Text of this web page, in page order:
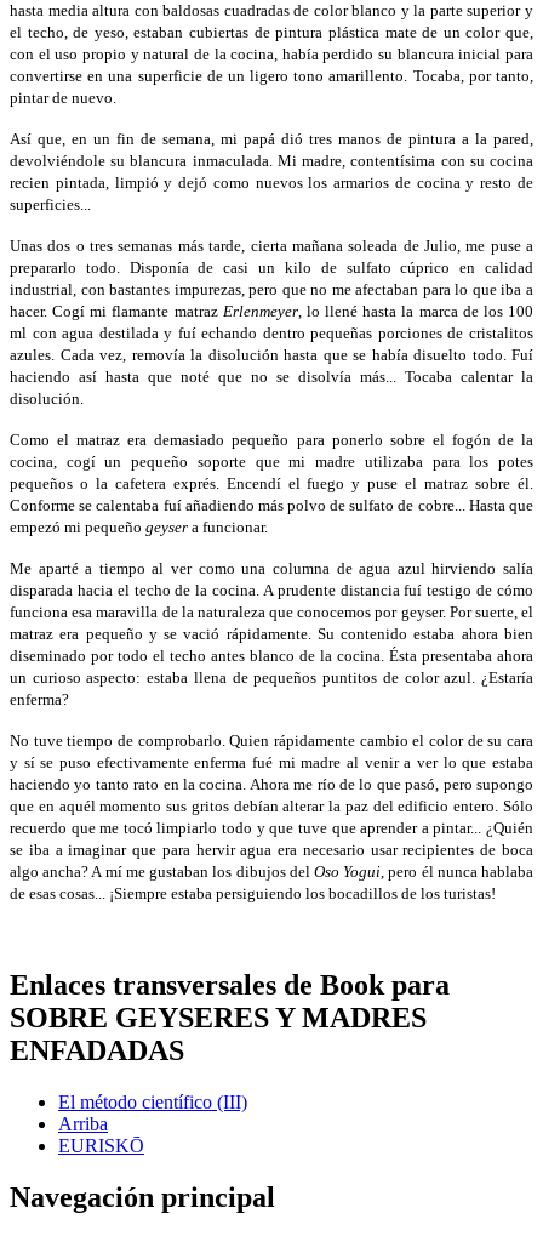
hasta media altura con baldosas cuadradas de color blanco y la parte superior y
el techo, de yeso, estaban cubiertas de pintura plástica mate de un color que,
con el uso propio y natural de la cocina, había perdido su blancura inicial para
convertirse en una superficie de un ligero tono amarillento. Tocaba, por tanto,
pintar de nuevo.
Así que, en un fin de semana, mi papá dió tres manos de pintura a la pared,
devolviéndole su blancura inmaculada. Mi madre, contentísima con su cocina
recien pintada, limpió y dejó como nuevos los armarios de cocina y resto de
superficies...
Unas dos o tres semanas más tarde, cierta mañana soleada de Julio, me puse a
prepararlo todo. Disponía de casi un kilo de sulfato cúprico en calidad
industrial, con bastantes impurezas, pero que no me afectaban para lo que iba a
hacer. Cogí mi flamante matraz Erlenmeyer, lo llené hasta la marca de los 100
ml con agua destilada y fuí echando dentro pequeñas porciones de cristalitos
azules. Cada vez, removía la disolución hasta que se había disuelto todo. Fuí
haciendo así hasta que noté que no se disolvía más... Tocaba calentar la
disolución.
Como el matraz era demasiado pequeño para ponerlo sobre el fogón de la
cocina, cogí un pequeño soporte que mi madre utilizaba para los potes
pequeños o la cafetera exprés. Encendí el fuego y puse el matraz sobre él.
Conforme se calentaba fuí añadiendo más polvo de sulfato de cobre... Hasta que
empezó mi pequeño geyser a funcionar.
Me aparté a tiempo al ver como una columna de agua azul hirviendo salía
disparada hacia el techo de la cocina. A prudente distancia fuí testigo de cómo
funciona esa maravilla de la naturaleza que conocemos por geyser. Por suerte, el
matraz era pequeño y se vació rápidamente. Su contenido estaba ahora bien
diseminado por todo el techo antes blanco de la cocina. Ésta presentaba ahora
un curioso aspecto: estaba llena de pequeños puntitos de color azul. ¿Estaría
enferma?
No tuve tiempo de comprobarlo. Quien rápidamente cambio el color de su cara
y sí se puso efectivamente enferma fué mi madre al venir a ver lo que estaba
haciendo yo tanto rato en la cocina. Ahora me río de lo que pasó, pero supongo
que en aquél momento sus gritos debían alterar la paz del edificio entero. Sólo
recuerdo que me tocó limpiarlo todo y que tuve que aprender a pintar... ¿Quién
se iba a imaginar que para hervir agua era necesario usar recipientes de boca
algo ancha? A mí me gustaban los dibujos del Oso Yogui, pero él nunca hablaba
de esas cosas... ¡Siempre estaba persiguiendo los bocadillos de los turistas!
Enlaces transversales de Book para
SOBRE GEYSERES Y MADRES
ENFADADAS
El método científico (III)
Arriba
EURISKŌ
Navegación principal